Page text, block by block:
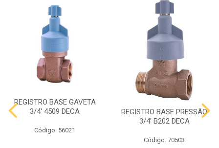
REGISTRO BASE GAVETA
3/4' 4509 DECA
Código: 56021
REGISTRO BASE PRESSÃO
3/4' B202 DECA
Código: 70503